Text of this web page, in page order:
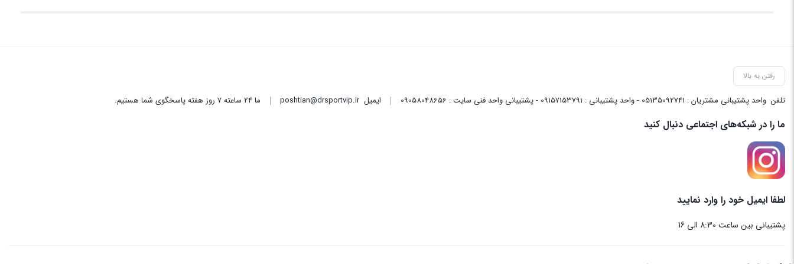
رفتن به بالا
تلفن واحد پشتیبانی مشتریان : 05135092741 - واحد پشتیبانی : 09157153791 - پشتیبانی واحد فنی سایت : 09058048656 ایمیلposhtian@drsportvip.ir ما 24 ساعته 7 روز هفته پاسخگوی شما هستیم.
ما را در شبکه‌های اجتماعی دنبال کنید
لطفا ایمیل خود را وارد نمایید
پشتیبانی بین ساعت 8:30 الی 16